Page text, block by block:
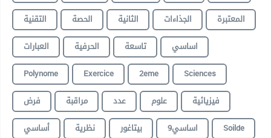
التقنية
الحصة الثانية الجذاءات
المعتبرة
العبارات
الحرفية تاسعة
اساسي
Polynome
Exercice 2eme
Sciences
فرض
مراقبة عدد علوم
فيزيائية
أساسي
نظرية بيتاغور 9اساسي
Soilde